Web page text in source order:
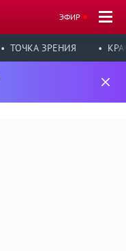
ЭФИР
ТОЧКА ЗРЕНИЯ